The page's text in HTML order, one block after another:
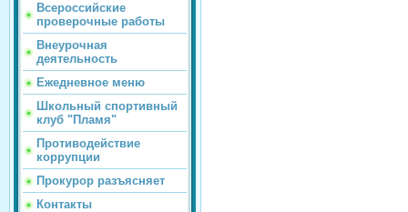
Всероссийские
проверочные работы
Внеурочная
деятельность
Ежедневное меню
Школьный спортивный
клуб "Пламя"
Противодействие
коррупции
Прокурор разъясняет
Контакты